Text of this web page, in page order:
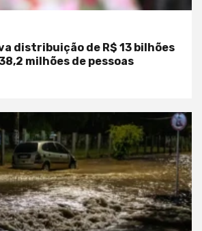
distribuição de R$ 13 bilhões
milhões de pessoas